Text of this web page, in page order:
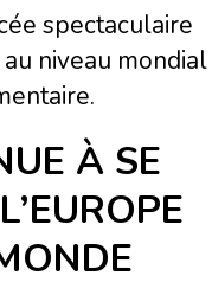
spectaculaire
niveau mondial
À SE